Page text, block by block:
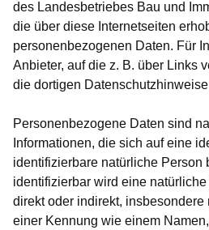
des Landesbetriebes Bau und
die über diese Internetseiten
personenbezogenen Daten. Für
Anbieter, auf die z. B. über Links
die dortigen
Personenbezogene Daten sind
Informationen, die sich auf eine
identifizierbare natürliche Person
identifizierbar wird eine
direkt oder indirekt, insbesondere
einer Kennung wie einem